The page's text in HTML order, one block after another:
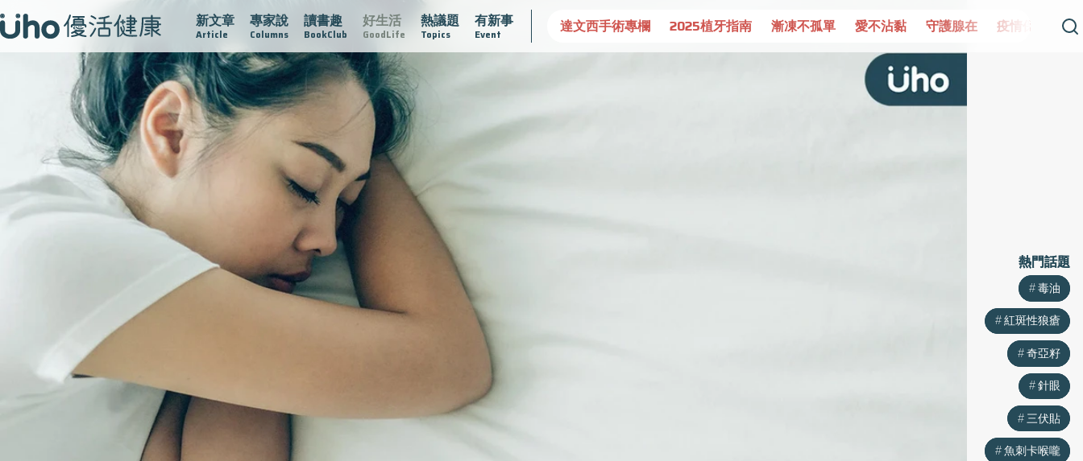
新文章
Article
專家說
Columns
讀書趣
BookClub
好生活
GoodLife
熱議題
Topics
有新事
Event
疫情保衛戰 再生醫學 愛的未來視 認識攝護腺肥大 守護骨骼健康 達文西手術專欄 2025植牙指南 漸凍不孤單 愛不沾黏 守護腺在 疫情保衛戰 再生醫學 愛的
熱門話題
毒油
紅斑性狼瘡
奇亞籽
針眼
三伏貼
魚刺卡喉嚨
熱門話題
毒油
紅斑性狼瘡
奇亞籽
針眼
三伏貼
魚刺卡喉嚨